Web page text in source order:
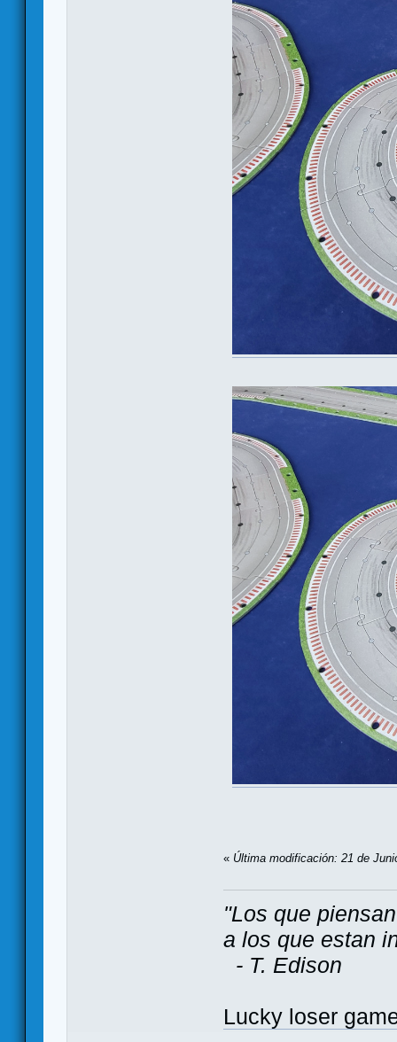
« Última modificación: 21 de
"Los que
a los que estan
- T. Edison
Lucky loser